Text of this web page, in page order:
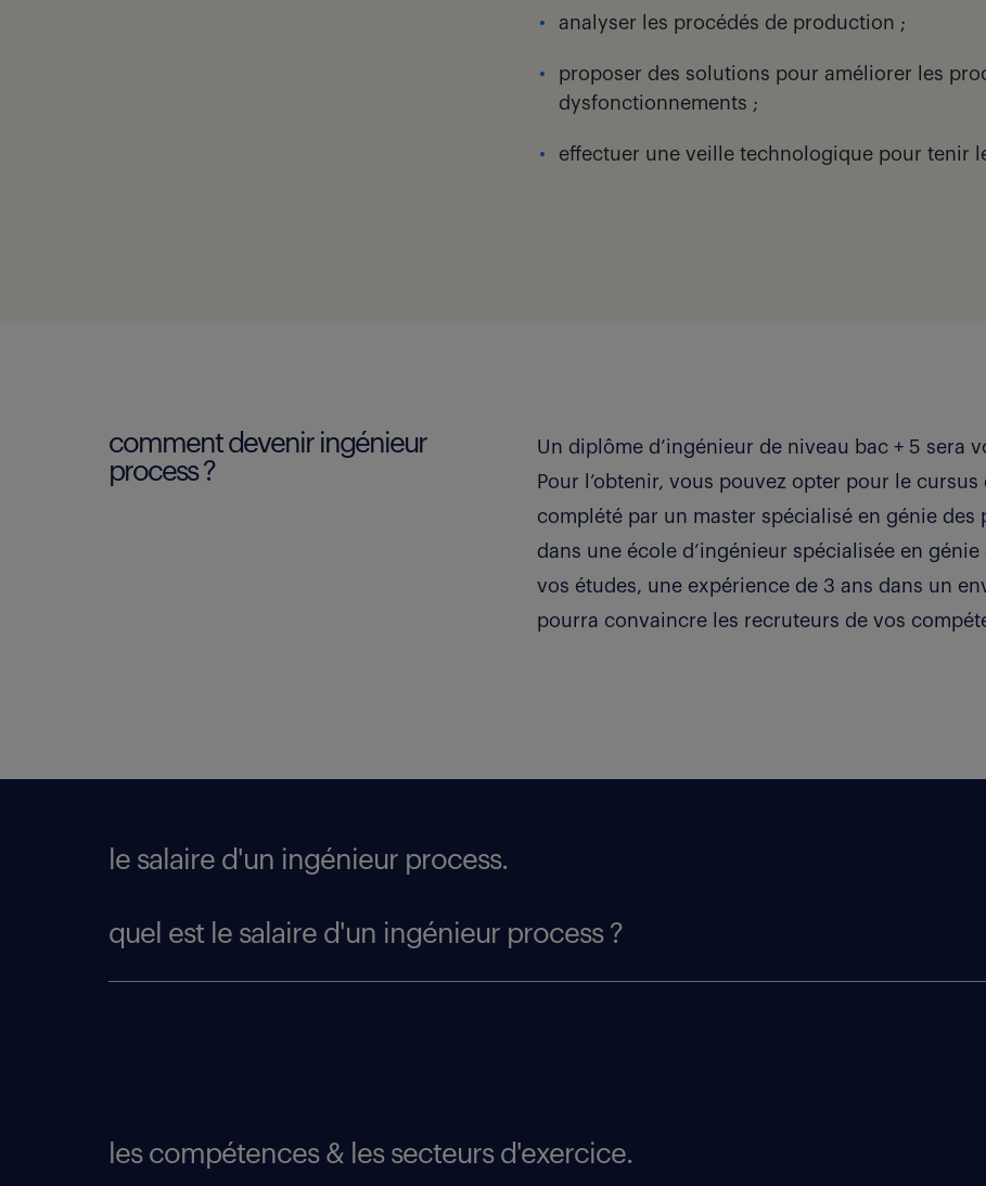
analyser les procédés de production ;
proposer des solutions pour améliorer les
dysfonctionnements ;
effectuer une veille technologique pour tenir
comment devenir ingénieur
process ?
Un diplôme d’ingénieur de niveau bac + 5 sera
Pour l’obtenir, vous pouvez opter pour le
complété par un master spécialisé en génie
dans une école d’ingénieur spécialisée en
vos études, une expérience de 3 ans dans un
pourra convaincre les recruteurs de vos
le salaire d'un ingénieur process.
quel est le salaire d'un ingénieur process ?
les compétences & les secteurs d'exercice.